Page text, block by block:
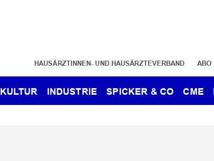
HAUSÄRZTINNEN- UND HAUSÄRZTEVERBAND ABO
KULTUR INDUSTRIE SPICKER & CO CME